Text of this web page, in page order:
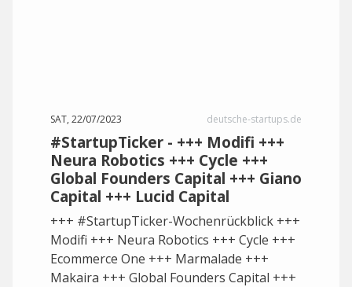
SAT, 22/07/2023 deutsche-startups.de
#StartupTicker - +++ Modifi +++
Neura Robotics +++ Cycle +++
Global Founders Capital +++ Giano
Capital +++ Lucid Capital
+++ #StartupTicker-Wochenrückblick +++
Modifi +++ Neura Robotics +++ Cycle +++
Ecommerce One +++ Marmalade +++
Makaira +++ Global Founders Capital +++